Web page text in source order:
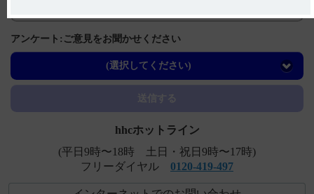
【タスフィゴ】 薬物相互作用（併用禁忌・併用注意な
ど）について教えてください。
【タスフィゴ】 警告とその設定理由について教えてくだ
アンケート:ご意見をお聞かせください
(選択してください)
hhcホットライン
(平日9時〜18時 土日・祝日9時〜17時)
フリーダイヤル 0120-419-497